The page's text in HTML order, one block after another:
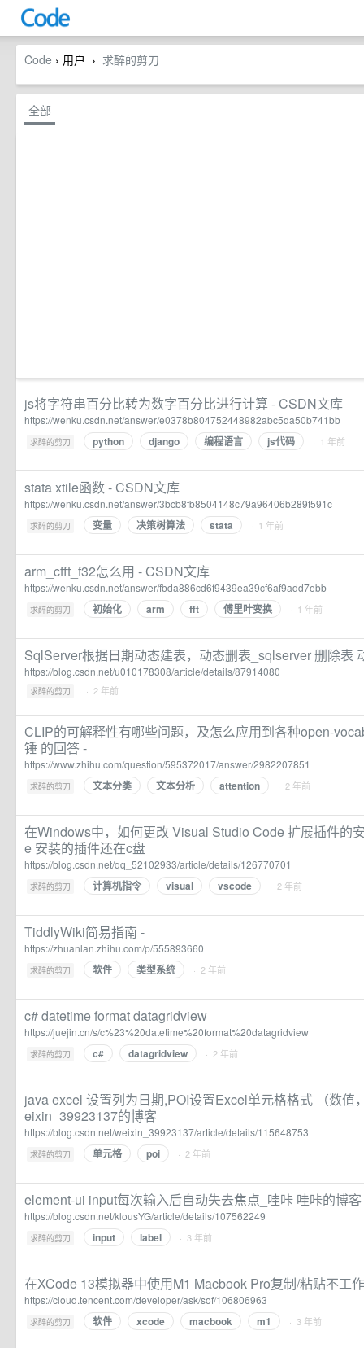
Code › 用户 › 求醉的剪刀
全部
js将字符串百分比转为数字百分比进行计算 - CSDN文库
https://wenku.csdn.net/answer/e0378b804752448982abc5da50b741bb
求醉的剪刀 · python django 编程语言 js代码 · 1 年前
stata xtile函数 - CSDN文库
https://wenku.csdn.net/answer/3bcb8fb8504148c79a96406b289f591c
求醉的剪刀 · 变量 决策树算法 stata · 1 年前
arm_cfft_f32怎么用 - CSDN文库
https://wenku.csdn.net/answer/fbda886cd6f9439ea39cf6af9add7ebb
求醉的剪刀 · 初始化 arm fft 傅里叶变换 · 1 年前
SqlServer根据日期动态建表，动态删表_sqlserver 删除表
https://blog.csdn.net/u010178308/article/details/87914080
求醉的剪刀 · · 2 年前
CLIP的可解释性有哪些问题，及怎么应用到各种open-
锤 的回答 -
https://www.zhihu.com/question/595372017/answer/2982207851
求醉的剪刀 · 文本分类 文本分析 attention · 2 年前
在Windows中，如何更改 Visual Studio Code 扩展插件的
e 安装的插件还在c盘
https://blog.csdn.net/qq_52102933/article/details/126770701
求醉的剪刀 · 计算机指令 visual vscode · 2 年前
TiddlyWiki简易指南 -
https://zhuanlan.zhihu.com/p/555893660
求醉的剪刀 · 软件 类型系统 · 2 年前
c# datetime format datagridview
https://juejin.cn/s/c%23%20datetime%20format%20datagridview
求醉的剪刀 · c# datagridview · 2 年前
java excel 设置列为日期,POI设置Excel单元格格式 （数值
eixin_39923137的博客
https://blog.csdn.net/weixin_39923137/article/details/115648753
求醉的剪刀 · 单元格 poi · 2 年前
element-ui input每次输入后自动失去焦点_哇咔 哇咔的博客
https://blog.csdn.net/klousYG/article/details/107562249
求醉的剪刀 · input label · 3 年前
在XCode 13模拟器中使用M1 Macbook Pro复制/粘贴不工
https://cloud.tencent.com/developer/ask/sof/106806963
求醉的剪刀 · 软件 xcode macbook m1 · 3 年前